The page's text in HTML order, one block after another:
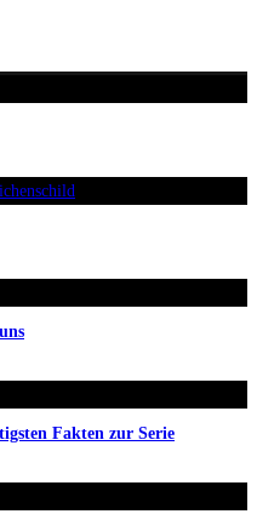
Fakten zur Serie